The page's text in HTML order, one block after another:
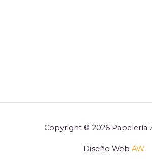
Copyright © 2026 Papelería
Diseño Web AW